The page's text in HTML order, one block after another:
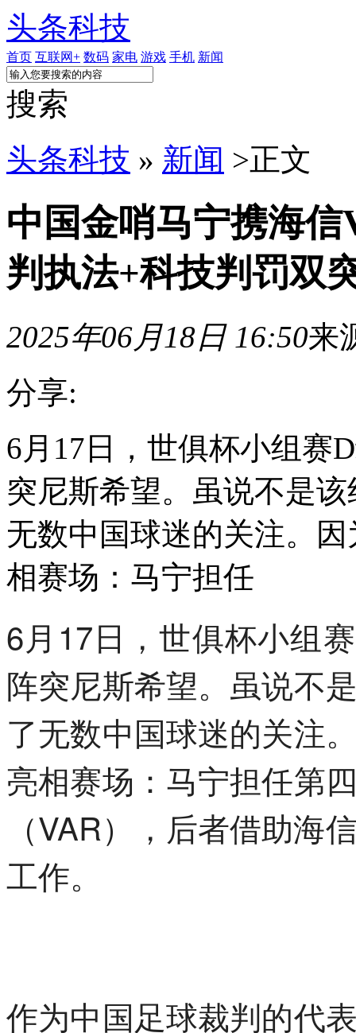
头条科技
首页 互联网+ 数码 家电 游戏 手机 新闻
搜索
头条科技 » 新闻 >正文
中国金哨马宁携海
判执法+科技判罚双
2025年06月18日 16:50来
分享:
6月17日，世俱杯小组赛
突尼斯希望。虽说不是
无数中国球迷的关注。
相赛场：马宁担任
6月17日，世俱杯小组
阵突尼斯希望。虽说不
了无数中国球迷的关注
亮相赛场：马宁担任第
（VAR），后者借助海
工作。
作为中国足球裁判的代